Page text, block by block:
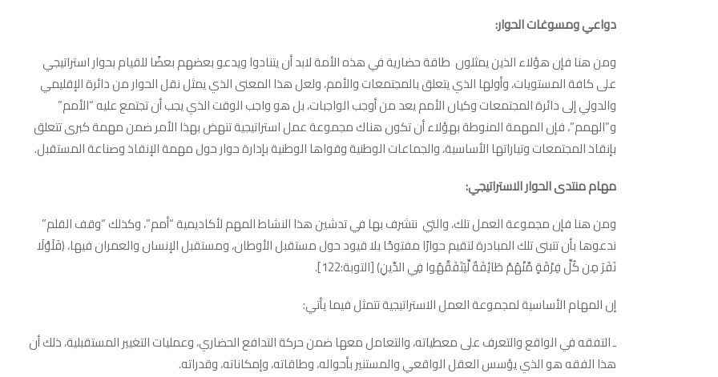
دواعي ومسوغات الحوار:
ومن هنا فإن هؤلاء الذين يمثلون طاقة حضارية في هذه الأمة لابد أن يتنادوا ويدعو بعضهم بعضًا للقيام بحوار استراتيجي
على كافة المستويات، وأولها الذي يتعلق بالمجتمعات والأمم، ولعل هذا المعنى الذي يمثل نقل الحوار من دائرة الإقليمي
والدولي إلى دائرة المجتمعات وكيان الأمم يعد من أوجب الواجبات، بل هو واجب الوقت الذي يجب أن تجتمع عليه “الأمم”
و”الهمم”، فإن المهمة المنوطة بهؤلاء أن تكون هناك مجموعة عمل استراتيجية تنهض بهذا الأمر ضمن مهمة كبرى تتعلق
بإنقاذ المجتمعات وتياراتها الأساسية، والجماعات الوطنية وقواها الوطنية بإدارة حوار حول مهمة الإنقاذ وصناعة المستقبل.
مهام منتدى الحوار الاستراتيجي:
ومن هنا فإن مجموعة العمل تلك، والتي نتشرف بها في تدشين هذا النشاط المهم لأكاديمية “أمم”، وكذلك “وقف القلم”
ندعوها بأن تتبنى تلك المبادرة لتقيم حوارًا مفتوحًا بلا قيود حول مستقبل الأوطان، ومستقبل الإنسان والعمران فيها، ﴿فَلَوْلَا
نَفَرَ مِن كُلِّ فِرْقَةٍ مِّنْهُمْ طَائِفَةٌ لِّيَتَفَقَّهُوا فِي الدِّينِ﴾ [التوبة:122].
إن المهام الأساسية لمجموعة العمل الاستراتيجية تتمثل فيما يأتي:
ـ التفقه في الواقع والتعرف على معطياته، والتعامل معها ضمن حركة التدافع الحضاري، وعمليات التغيير المستقبلية، ذلك أن
هذا الفقه هو الذي يؤسس العقل الواقعي والمستنير بأحواله، وطاقاته، وإمكاناته، وقدراته.